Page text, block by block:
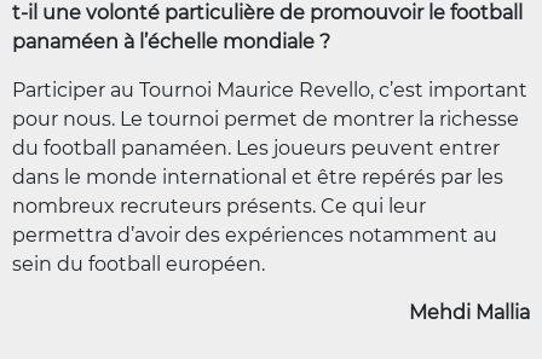
t-il une volonté particulière de promouvoir le football
panaméen à l’échelle mondiale ?
Participer au Tournoi Maurice Revello, c’est important
pour nous. Le tournoi permet de montrer la richesse
du football panaméen. Les joueurs peuvent entrer
dans le monde international et être repérés par les
nombreux recruteurs présents. Ce qui leur
permettra d’avoir des expériences notamment au
sein du football européen.
Mehdi Mallia